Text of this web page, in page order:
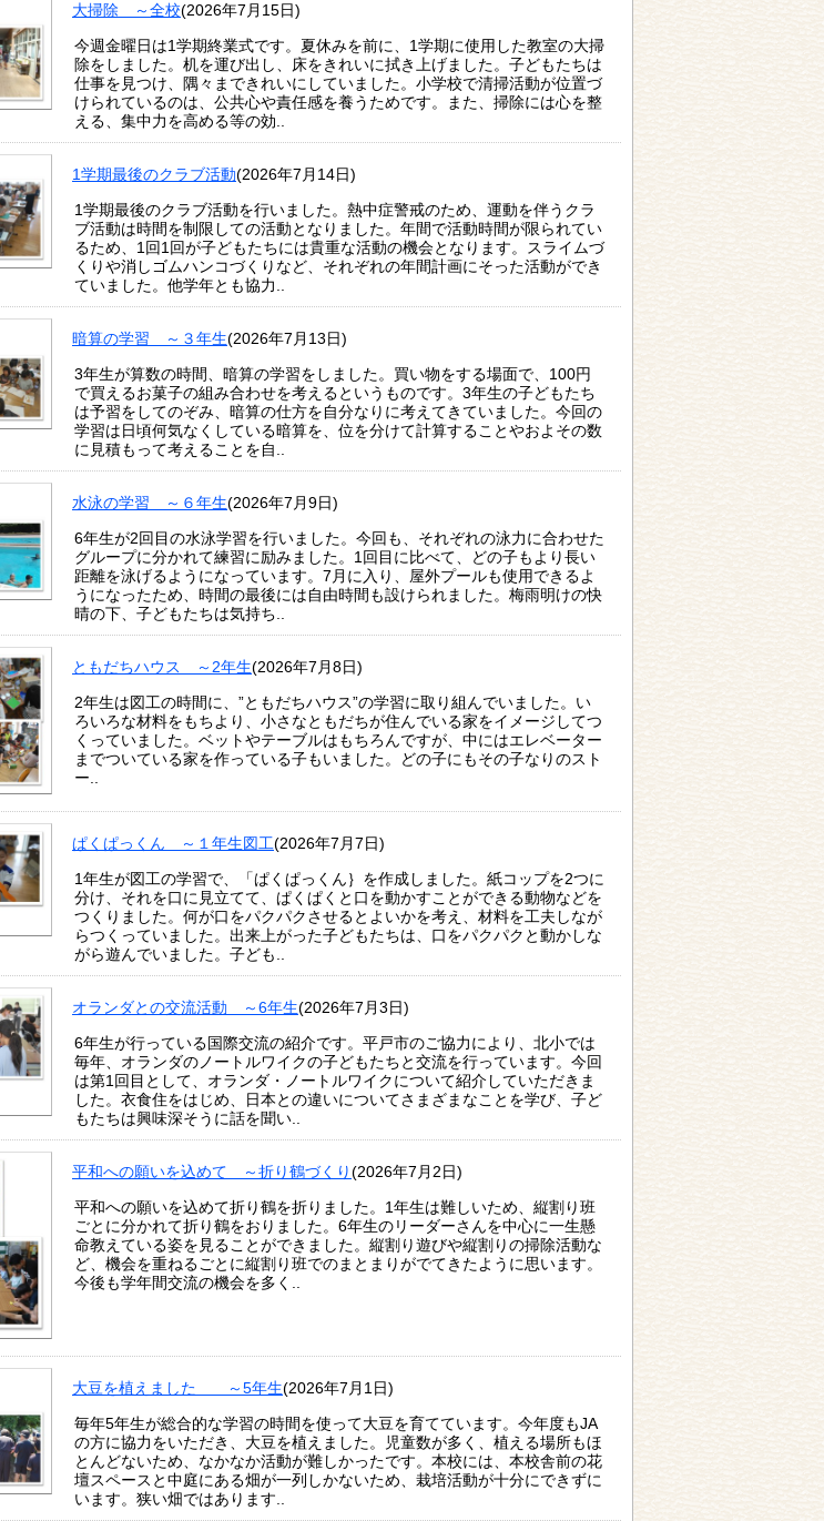
大掃除 ～全校(2026年7月15日)
今週金曜日は1学期終業式です。夏休みを前に、1学期に使用した教室の大掃
除をしました。机を運び出し、床をきれいに拭き上げました。子どもたちは
仕事を見つけ、隅々まできれいにしていました。小学校で清掃活動が位置づ
けられているのは、公共心や責任感を養うためです。また、掃除には心を整
える、集中力を高める等の効..
1学期最後のクラブ活動(2026年7月14日)
1学期最後のクラブ活動を行いました。熱中症警戒のため、運動を伴うクラ
ブ活動は時間を制限しての活動となりました。年間で活動時間が限られてい
るため、1回1回が子どもたちには貴重な活動の機会となります。スライムづ
くりや消しゴムハンコづくりなど、それぞれの年間計画にそった活動ができ
ていました。他学年とも協力..
暗算の学習 ～３年生(2026年7月13日)
3年生が算数の時間、暗算の学習をしました。買い物をする場面で、100円
で買えるお菓子の組み合わせを考えるというものです。3年生の子どもたち
は予習をしてのぞみ、暗算の仕方を自分なりに考えてきていました。今回の
学習は日頃何気なくしている暗算を、位を分けて計算することやおよその数
に見積もって考えることを自..
水泳の学習 ～６年生(2026年7月9日)
6年生が2回目の水泳学習を行いました。今回も、それぞれの泳力に合わせた
グループに分かれて練習に励みました。1回目に比べて、どの子もより長い
距離を泳げるようになっています。7月に入り、屋外プールも使用できるよ
うになったため、時間の最後には自由時間も設けられました。梅雨明けの快
晴の下、子どもたちは気持ち..
ともだちハウス ～2年生(2026年7月8日)
2年生は図工の時間に、”ともだちハウス”の学習に取り組んでいました。い
ろいろな材料をもちより、小さなともだちが住んでいる家をイメージしてつ
くっていました。ベットやテーブルはもちろんですが、中にはエレベーター
までついている家を作っている子もいました。どの子にもその子なりのスト
ー..
ぱくぱっくん ～１年生図工(2026年7月7日)
1年生が図工の学習で、「ぱくぱっくん｝を作成しました。紙コップを2つに
分け、それを口に見立てて、ぱくぱくと口を動かすことができる動物などを
つくりました。何が口をパクパクさせるとよいかを考え、材料を工夫しなが
らつくっていました。出来上がった子どもたちは、口をパクパクと動かしな
がら遊んでいました。子ども..
オランダとの交流活動 ～6年生(2026年7月3日)
6年生が行っている国際交流の紹介です。平戸市のご協力により、北小では
毎年、オランダのノートルワイクの子どもたちと交流を行っています。今回
は第1回目として、オランダ・ノートルワイクについて紹介していただきま
した。衣食住をはじめ、日本との違いについてさまざまなことを学び、子ど
もたちは興味深そうに話を聞い..
平和への願いを込めて ～折り鶴づくり(2026年7月2日)
平和への願いを込めて折り鶴を折りました。1年生は難しいため、縦割り班
ごとに分かれて折り鶴をおりました。6年生のリーダーさんを中心に一生懸
命教えている姿を見ることができました。縦割り遊びや縦割りの掃除活動な
ど、機会を重ねるごとに縦割り班でのまとまりがでてきたように思います。
今後も学年間交流の機会を多く..
大豆を植えました ～5年生(2026年7月1日)
毎年5年生が総合的な学習の時間を使って大豆を育てています。今年度もJA
の方に協力をいただき、大豆を植えました。児童数が多く、植える場所もほ
とんどないため、なかなか活動が難しかったです。本校には、本校舎前の花
壇スペースと中庭にある畑が一列しかないため、栽培活動が十分にできずに
います。狭い畑ではあります..